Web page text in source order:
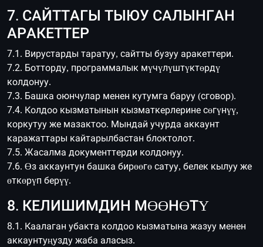
7. САЙТТАГЫ ТЫЮУ САЛЫНГАН
АРАКЕТТЕР
7.1. Вирустарды таратуу, сайтты бузуу аракеттери.
7.2. Ботторду, программалык мүчүлүштүктөрдү
колдонуу.
7.3. Башка оюнчулар менен кутумга баруу (сговор).
7.4. Колдоо кызматынын кызматкерлерине сөгүнүү,
коркутуу же мазактоо. Мындай учурда аккаунт
каражаттары кайтарылбастан блоктолот.
7.5. Жасалма документтерди колдонуу.
7.6. Өз аккаунтун башка бирөөгө сатуу, белек кылуу же
өткөрүп берүү.
8. КЕЛИШИМДИН МӨӨНӨТҮ
8.1. Каалаган убакта колдоо кызматына жазуу менен
аккаунтуңузду жаба аласыз.